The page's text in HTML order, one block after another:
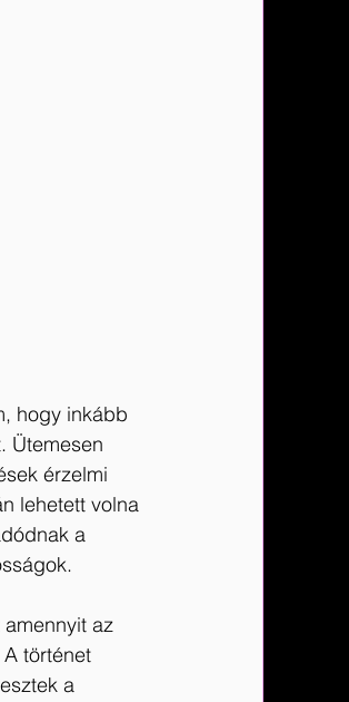
hogy inkább
Ütemesen
érzelmi
lehetett volna
a
az
történet
a